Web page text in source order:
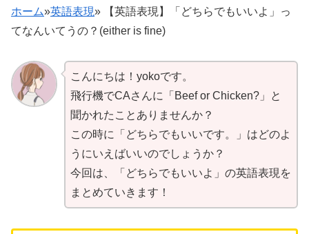
ホーム»英語表現» 【英語表現】「どちらでもいいよ」っ
てなんいてうの？(either is fine)
こんにちは！yokoです。
飛行機でCAさんに「Beef or Chicken?」と
聞かれたことありませんか？
この時に「どちらでもいいです。」はどのよ
うにいえばいいのでしょうか？
今回は、「どちらでもいいよ」の英語表現を
まとめていきます！